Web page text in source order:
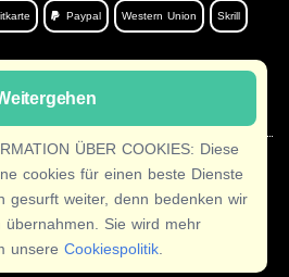
ÜBER COOKIES: Diese
cookies für einen beste Dienste
gesurft weiter, denn bedenken wir
Sie wird mehr
unsere Cookiespolitik
Paypal Western Union Skrill
· Alle Rechte vorbehalten